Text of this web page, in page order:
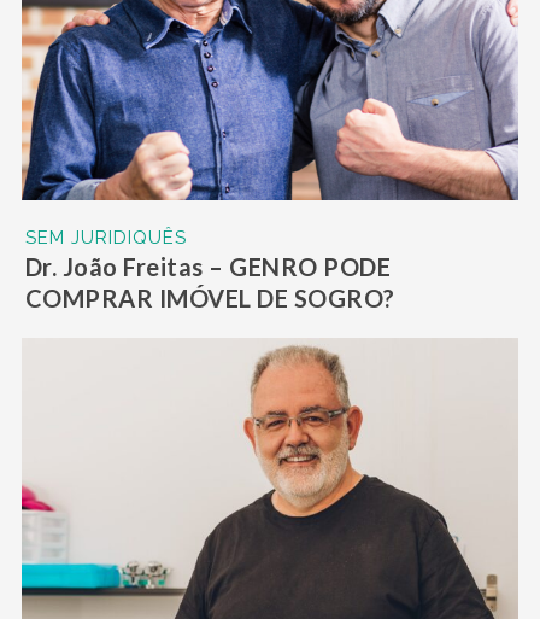
SEM JURIDIQUÊS
Dr. João Freitas – GENRO PODE
COMPRAR IMÓVEL DE SOGRO?